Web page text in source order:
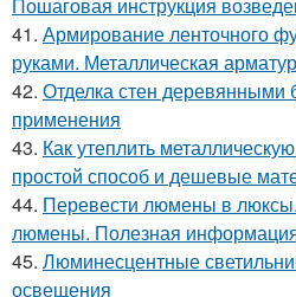
41. Армирование ленточного
руками. Металлическая
42. Отделка стен деревянными
применения
43. Как утеплить
простой способ и дешевые
44. Перевести люмены в
люмены. Полезная
45. Люминесцентные
освещения